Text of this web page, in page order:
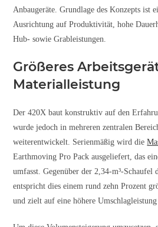
Anbaugeräte. Grundlage des Konzepts ist
Ausrichtung auf Produktivität, hohe
Hub- sowie Grableistungen.
Größeres
Materialleistung
Der 420X baut konstruktiv auf den
wurde jedoch in mehreren zentralen
weiterentwickelt. Serienmäßig wird die
Earthmoving Pro Pack ausgeliefert, das
umfasst. Gegenüber der 2,34-m³-Schaufel
entspricht dies einem rund zehn Prozent
und zielt auf eine höhere